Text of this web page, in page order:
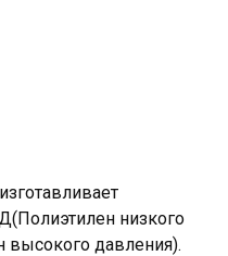
низкого
давления).